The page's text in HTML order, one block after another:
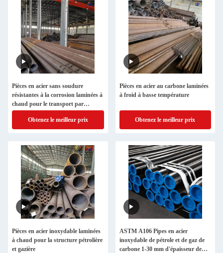
Pièces en acier sans soudure
résistantes à la corrosion laminées à
chaud pour le transport par
pipeline
Obtenez le meilleur prix
Pièces en acier au carbone laminées
à froid à basse température
Obtenez le meilleur prix
Pièces en acier inoxydable laminées
à chaud pour la structure pétrolière
et gazière
ASTM A106 Pipes en acier
inoxydable de pétrole et de gaz de
carbone 1-30 mm d'épaisseur de